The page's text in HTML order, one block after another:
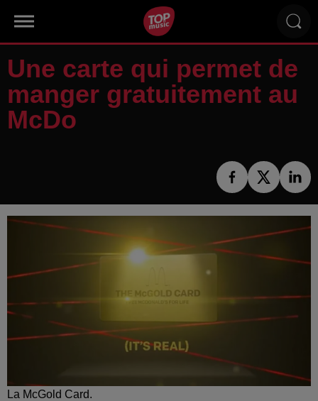
Une carte qui permet de
manger gratuitement au
McDo
La McGold Card.